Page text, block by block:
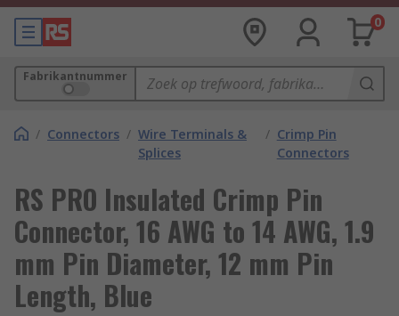
0
Fabrikantnummer
/ Connectors / Wire Terminals &
Splices
/ Crimp Pin
Connectors
RS PRO Insulated Crimp Pin
Connector, 16 AWG to 14 AWG, 1.9
mm Pin Diameter, 12 mm Pin
Length, Blue